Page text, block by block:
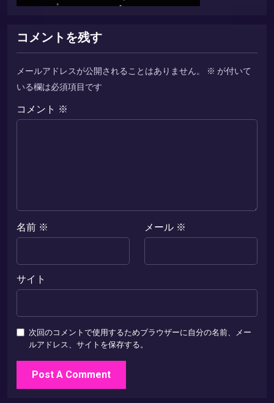
コメントを残す
メールアドレスが公開されることはありません。 ※ が付いて
いる欄は必須項目です
コメント ※
名前 ※ メール ※
サイト
次回のコメントで使用するためブラウザーに自分の名前、メー
ルアドレス、サイトを保存する。